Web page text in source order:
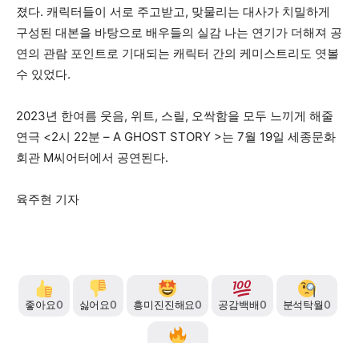
졌다. 캐릭터들이 서로 주고받고, 맞물리는 대사가 치밀하게
구성된 대본을 바탕으로 배우들의 실감 나는 연기가 더해져 공
연의 관람 포인트로 기대되는 캐릭터 간의 케미스트리도 엿볼
수 있었다.
2023년 한여름 웃음, 위트, 스릴, 오싹함을 모두 느끼게 해줄
연극 <2시 22분 – A GHOST STORY >는 7월 19일 세종문화
회관 M씨어터에서 공연된다.
육주현 기자
좋아요0 싫어요0 흥미진진해요0 공감백배0 분석탁월0